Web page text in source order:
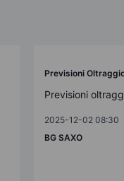
Previsioni
Previsioni
2025-12-02 08:30
BG SAXO